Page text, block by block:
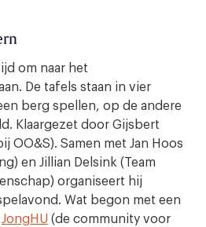
om naar het
De tafels staan in vier
berg spellen, op de andere
Klaargezet door Gijsbert
OO&S). Samen met Jan Hoos
en Jillian Delsink (Team
organiseert hij
Wat begon met een
JongHU (de community voor